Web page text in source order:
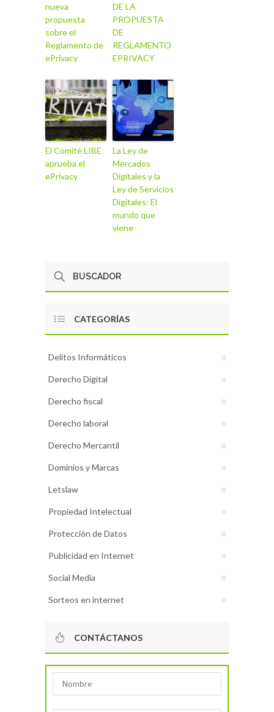
nueva
propuesta
sobre el
Reglamento de
ePrivacy
DE LA
PROPUESTA
DE
REGLAMENTO
EPRIVACY
El Comité LIBE
aprueba el
ePrivacy
La Ley de
Mercados
Digitales y la
Ley de Servicios
Digitales: El
mundo que
viene
CATEGORÍAS
Delitos Informáticos
Derecho Digital
Derecho fiscal
Derecho laboral
Derecho Mercantil
Dominios y Marcas
Letslaw
Propiedad Intelectual
Protección de Datos
Publicidad en Internet
Social Media
Sorteos en internet
CONTÁCTANOS